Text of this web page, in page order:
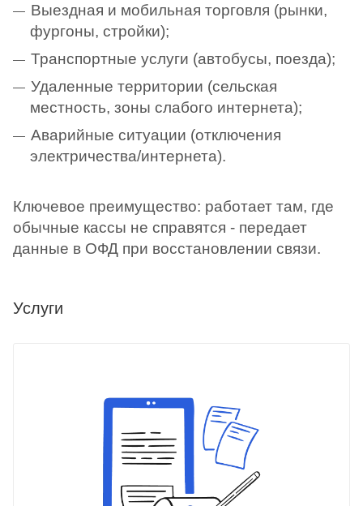
Выездная и мобильная торговля (рынки,
фургоны, стройки);
Транспортные услуги (автобусы, поезда);
Удаленные территории (сельская
местность, зоны слабого интернета);
Аварийные ситуации (отключения
электричества/интернета).
Ключевое преимущество: работает там, где
обычные кассы не справятся - передает
данные в ОФД при восстановлении связи.
Услуги